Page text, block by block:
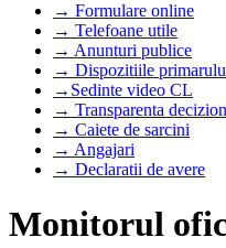
→ Formulare online
→ Telefoane utile
→ Anunturi publice
→ Dispozitiile
→Sedinte video CL
→ Transparenta
→ Caiete de sarcini
→ Angajari
→ Declaratii de avere
Monitorul